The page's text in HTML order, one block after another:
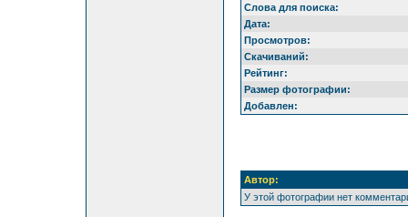
Слова для поиска:
Дата:
Просмотров:
Скачиваний:
Рейтинг:
Размер фотографии:
Добавлен:
Автор:
У этой фотографии нет